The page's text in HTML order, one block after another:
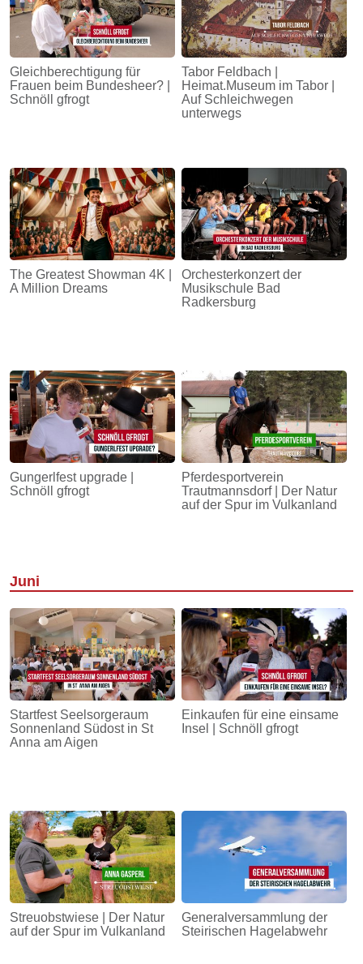
Gleichberechtigung für
Frauen beim Bundesheer? |
Schnöll gfrogt
Tabor Feldbach |
Heimat.Museum im Tabor |
Auf Schleichwegen
unterwegs
The Greatest Showman 4K |
A Million Dreams
Orchesterkonzert der
Musikschule Bad
Radkersburg
Gungerlfest upgrade |
Schnöll gfrogt
Pferdesportverein
Trautmannsdorf | Der Natur
auf der Spur im Vulkanland
Juni
Startfest Seelsorgeraum
Sonnenland Südost in St
Anna am Aigen
Einkaufen für eine einsame
Insel | Schnöll gfrogt
Streuobstwiese | Der Natur
auf der Spur im Vulkanland
Generalversammlung der
Steirischen Hagelabwehr